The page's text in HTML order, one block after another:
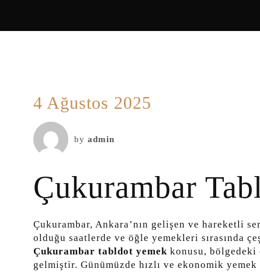
4 Ağustos 2025
by admin
Çukurambar
Çukurambar, Ankara’nın gelişen ve hareketli
olduğu saatlerde ve öğle yemekleri sırasında
Çukurambar tabldot yemek konusu,
gelmiştir. Günümüzde hızlı ve ekonomik